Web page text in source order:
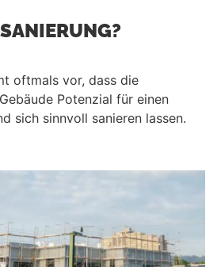
oftmals vor, dass die
Potenzial für einen
sich sinnvoll sanieren lassen.